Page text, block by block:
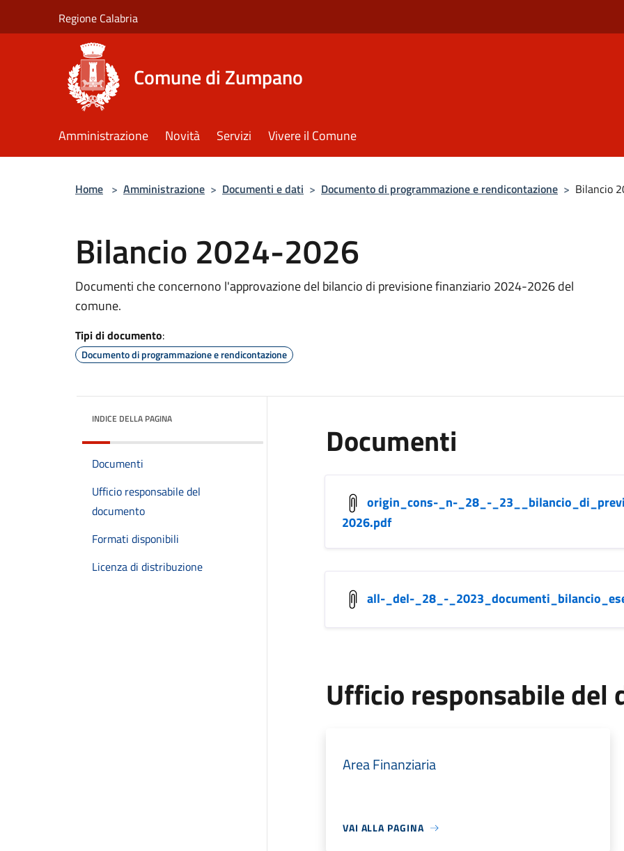
Regione Calabria
Comune di Zumpano
Amministrazione Novità Servizi Vivere il Comune
Home > Amministrazione > Documenti e dati > Documento di programmazione e rendicontazione > Bilancio
Bilancio 2024-2026
Documenti che concernono l'approvazione del bilancio di previsione finanziario 2024-2026 del
comune.
Tipi di documento:
Documento di programmazione e rendicontazione
INDICE DELLA PAGINA
Documenti
Ufficio responsabile del
documento
Formati disponibili
Licenza di distribuzione
Documenti
origin_cons-_n-_28_-
2026.pdf
all-_del-_28_-
Ufficio responsabile del
Area Finanziaria
VAI ALLA PAGINA